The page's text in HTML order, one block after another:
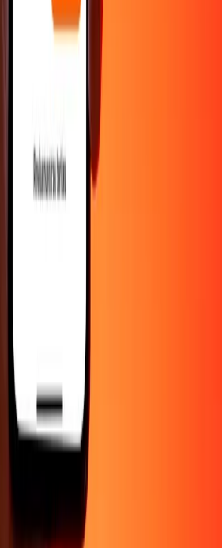
Corporativo